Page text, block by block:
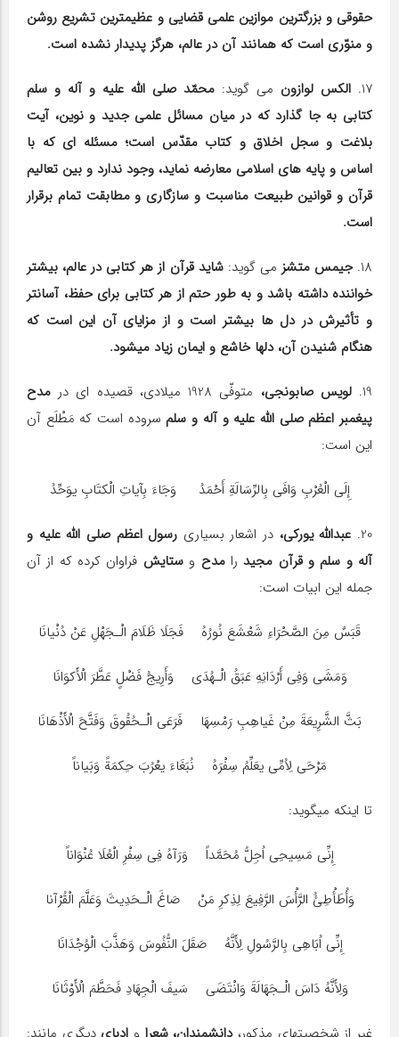
حقوقی و بزرگ‎ترین موازین علمی قضایی و عظیم‎ترین تشریع روشن
و منوّری است که همانند آن در عالم، هرگز پدیدار نشده است.
17. الکس لوازون می گوید: محمّد صلی الله علیه و آله و سلم
کتابی به جا گذارد که در میان مسائل علمی جدید و نوین، آیت
بلاغت و سجل اخلاق و کتاب مقدّس است؛ مسئله ای که با
اساس و پایه های اسلامی معارضه نماید، وجود ندارد و بین تعالیم
قرآن و قوانین طبیعت مناسبت و سازگاری و مطابقت تمام برقرار
است.
18. جیمس متشز می گوید:شاید قرآن از هر کتابی در عالم، بیشتر
خواننده داشته باشد و به طور حتم از هر کتابی برای حفظ، آسان‎تر
و تأثیرش در دل ها بیشتر است و از مزایای آن این است که
هنگام شنیدن آن، دل‎ها خاشع و ایمان زیاد می‎شود.
19. لویس صابونجی، متوفّی 1928 میلادی، قصیده ای در
مدح
پیغمبر اعظم صلی الله علیه و آله و سلمسروده است که مَطْلَع آن
این است:
إِلَی الْعُرْبِ وَافَی بِالرِّسَالَةِ أَحْمَدُ وَجَاءَ بِآیاتِ الْکتَابِ یوَحِّدُ
20. عبدالله یورکی، در اشعار بسیاری رسول اعظم صلی الله علیه و
آله و سلم و قرآن مجیدرامدح وستایش فراوان کرده که از آن
جمله این ابیات است:
قَبَسٌ مِنَ الصَّحْرَاءِ شَعْشَعَ نُورُهُ فَجَلَا ظَلَامَ الْـجَهْلِ عَنْ دُنْیانَا
وَمَشَی وَفِی أَرْدَانِهِ عَبَقُ الْـهُدَى وَأَرِیجُ فَضْلٍ عَطَّرَ الْأَکوَانَا
بَثَّ الشَّرِیعَةَ مِنْ غَیاهِبِ رَمْسِهَا فَرَعَی الْـحُقُوقَ وَفَتَّحَ الْأَذْهَانَا
مَرْحَی لِاُمِّی یعَلِّمُ سِفْرَهُ نُبَغَاءَ یعْرُبَ حِکمَةً وَبَیاناً
تا اینکه می‎گوید:
إِنِّی مَسِیحِی اُجِلُّ مُحَمَّداً وَرَآهُ فِی سِفْرِ الْعُلَا عُنْوَاناً
وَأُطَأْطِئُ الرَّأْسَ الرَّفِیعَ لِذِکرِ مَنْ صَاغَ الْـحَدِیثَ وَعَلَّمَ الْقُرْآنا
إِنِّی اُبَاهِی بِالرَّسُولِ لِأَنَّهُ صَقَلَ النُّفُوسَ وَهَذَّبَ الْوُجْدَانَا
وَلِأَنَّهُ دَاسَ الْـجَهَالَةَ وَانْتَضَی سَیفَ الْجِهَادِ فَحَطَّمَ الْأَوْثَانَا